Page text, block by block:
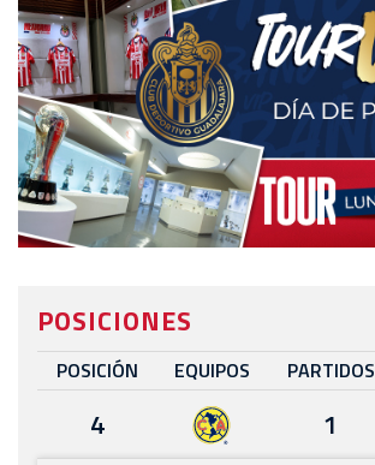
POSICIONES
POSICIÓN EQUIPOS PARTIDOS
4 1